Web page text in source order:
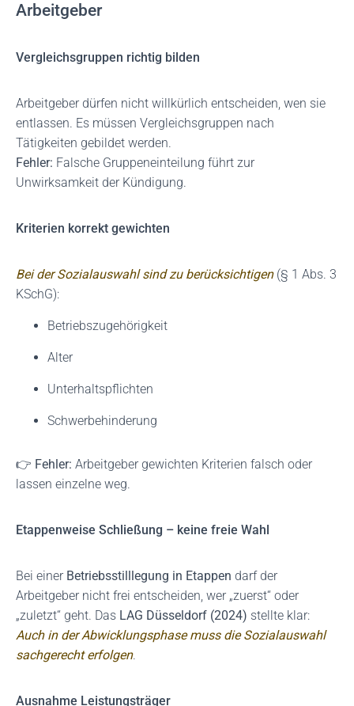
Arbeitgeber
Vergleichsgruppen richtig bilden
Arbeitgeber dürfen nicht willkürlich entscheiden, wen sie
entlassen. Es müssen Vergleichsgruppen nach
Tätigkeiten gebildet werden.
Fehler: Falsche Gruppeneinteilung führt zur
Unwirksamkeit der Kündigung.
Kriterien korrekt gewichten
Bei der Sozialauswahl sind zu berücksichtigen(§ 1 Abs. 3
KSchG):
Betriebszugehörigkeit
Alter
Unterhaltspflichten
Schwerbehinderung
👉 Fehler: Arbeitgeber gewichten Kriterien falsch oder
lassen einzelne weg.
Etappenweise Schließung – keine freie Wahl
Bei einer Betriebsstilllegung in Etappen darf der
Arbeitgeber nicht frei entscheiden, wer „zuerst“ oder
„zuletzt“ geht. Das LAG Düsseldorf (2024) stellte klar:
Auch in der Abwicklungsphase muss die Sozialauswahl
sachgerecht erfolgen.
Ausnahme Leistungsträger